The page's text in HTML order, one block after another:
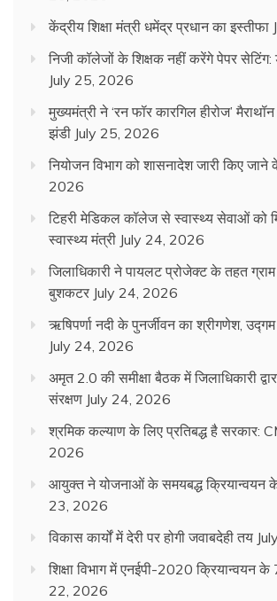
केंद्रीय शिक्षा मंत्री धमेंद्र प्रधान का इस्तीफा
निजी कॉलेजों के शिक्षक नहीं करेंगे पेपर सेटिंग:
July 25, 2026
मुख्यमंत्री ने ‘रन फॉर कारगिल हीरोज’ मैराथॉन
झंडी July 25, 2026
नियोजन विभाग को शासनादेश जारी किए जाने
2026
टिहरी मेडिकल कॉलेज से स्वास्थ्य सेवाओं को
स्वास्थ्य मंत्री July 24, 2026
जिलाधिकारी ने पायलट प्रोजेक्ट के तहत ग्राम
बुशकटर July 24, 2026
ऋषिपर्णा नदी के पुनर्जीवन का श्रीगणेश, उद्गम से
July 24, 2026
अमृत 2.0 की समीक्षा बैठक में जिलाधिकारी
संरक्षण July 24, 2026
श्रमिक कल्याण के लिए प्रतिबद्ध है सरकार:
2026
आयुक्त ने योजनाओं के समयबद्ध क्रियान्वयन के
23, 2026
विकास कार्यों में देरी पर होगी जवाबदेही तय
शिक्षा विभाग में एनईपी-2020 क्रियान्वयन के
22, 2026